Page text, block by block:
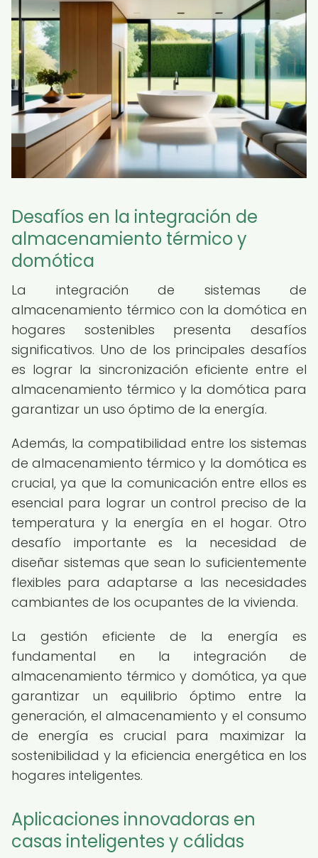
Desafíos en la integración de
almacenamiento térmico y
domótica
La integración de sistemas de
almacenamiento térmico con la domótica en
hogares sostenibles presenta desafíos
significativos. Uno de los principales desafíos
es lograr la sincronización eficiente entre el
almacenamiento térmico y la domótica para
garantizar un uso óptimo de la energía.
Además, la compatibilidad entre los sistemas
de almacenamiento térmico y la domótica es
crucial, ya que la comunicación entre ellos es
esencial para lograr un control preciso de la
temperatura y la energía en el hogar. Otro
desafío importante es la necesidad de
diseñar sistemas que sean lo suficientemente
flexibles para adaptarse a las necesidades
cambiantes de los ocupantes de la vivienda.
La gestión eficiente de la energía es
fundamental en la integración de
almacenamiento térmico y domótica, ya que
garantizar un equilibrio óptimo entre la
generación, el almacenamiento y el consumo
de energía es crucial para maximizar la
sostenibilidad y la eficiencia energética en los
hogares inteligentes.
Aplicaciones innovadoras en
casas inteligentes y cálidas